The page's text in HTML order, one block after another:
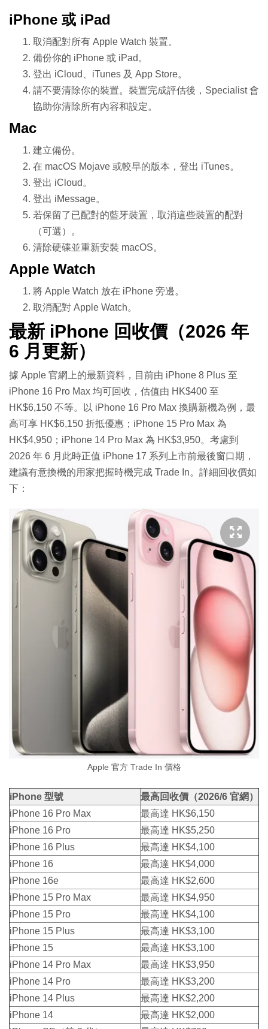
iPhone 或 iPad
取消配對所有 Apple Watch 裝置。
備份你的 iPhone 或 iPad。
登出 iCloud、iTunes 及 App Store。
請不要清除你的裝置。裝置完成評估後，Specialist 會
協助你清除所有內容和設定。
Mac
建立備份。
在 macOS Mojave 或較早的版本，登出 iTunes。
登出 iCloud。
登出 iMessage。
若保留了已配對的藍牙裝置，取消這些裝置的配對
（可選）。
清除硬碟並重新安裝 macOS。
Apple Watch
將 Apple Watch 放在 iPhone 旁邊。
取消配對 Apple Watch。
最新 iPhone 回收價（2026 年
6 月更新）
據 Apple 官網上的最新資料，目前由 iPhone 8 Plus 至
iPhone 16 Pro Max 均可回收，估值由 HK$400 至
HK$6,150 不等。以 iPhone 16 Pro Max 換購新機為例，最
高可享 HK$6,150 折抵優惠；iPhone 15 Pro Max 為
HK$4,950；iPhone 14 Pro Max 為 HK$3,950。考慮到
2026 年 6 月此時正值 iPhone 17 系列上市前最後窗口期，
建議有意換機的用家把握時機完成 Trade In。詳細回收價如
下：
Apple 官方 Trade In 價格
iPhone 型號
最高回收價（2026/6 官網）
iPhone 16 Pro Max
最高達 HK$6,150
iPhone 16 Pro
最高達 HK$5,250
iPhone 16 Plus
最高達 HK$4,100
iPhone 16
最高達 HK$4,000
iPhone 16e
最高達 HK$2,600
iPhone 15 Pro Max
最高達 HK$4,950
iPhone 15 Pro
最高達 HK$4,100
iPhone 15 Plus
最高達 HK$3,100
iPhone 15
最高達 HK$3,100
iPhone 14 Pro Max
最高達 HK$3,950
iPhone 14 Pro
最高達 HK$3,200
iPhone 14 Plus
最高達 HK$2,200
iPhone 14
最高達 HK$2,000